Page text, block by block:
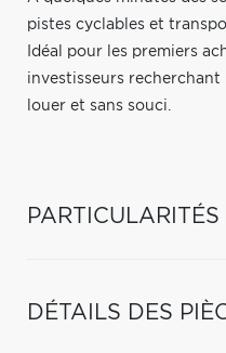
pistes cyclables et
Idéal pour les premiers
investisseurs
louer et sans souci.
DÉTAILS DES